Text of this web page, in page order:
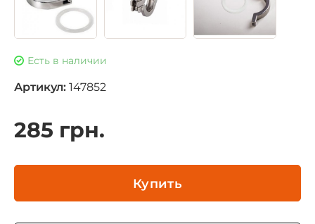
Есть в наличии
Артикул: 147852
285 грн.
Купить